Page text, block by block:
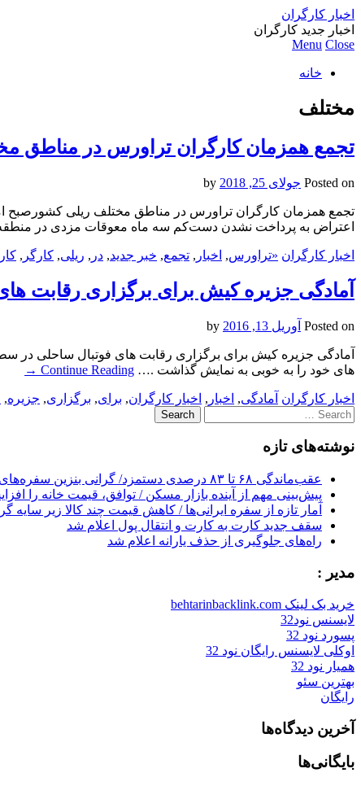
اخبار کارگران
اخبار جدید کارگران
Menu Close
خانه
مختلف
تجمع همزمان کارگران تراورس در مناطق
Posted on جولای 25, 2018
اعتراض به پرداخت نشدن دست‌کم سه ماه معوقات مزدی در
اخبار کارگران «تراورس, اخبار , تجمع, خبر جدید, در , ریلی, کارگر ,
آمادگی جزیره كیش برای برگزاری رقابت
Posted on آوریل 13, 2016
آمادگی جزیره كیش برای برگزاری رقابت های فوتبال ساحلی در
های خود را به خوبی به نمایش گذاشت .… Continue Reading
→
اخبار کارگران آمادگی, اخبار , اخبار کارگران, برای, برگزاری, جزیره,
Search
for:
نوشته‌های تازه
عقب‌ماندگی ۶۸ تا ۸۳ درصدی دستمزد/ گرانی بنزین سفره‌های خالی کارگران را ذوب می‌کند
پیش‌بینی مهم از آینده بازار مسکن / توافق، قیمت خانه را
آمار تازه از سفره ایرانی‌ها / کاهش قیمت چند کالا زیر سایه
سقف جدید کارت به کارت و انتقال پول اعلام شد
راه‌های جلوگیری از حذف یارانه اعلام شد
مدیر :
خرید بک لینک behtarinbacklink.com
لایسنس نود32
پسورد نود 32
اوکلی لایسنس رایگان نود 32
همیار نود 32
بهترین سئو
رایگان
آخرین دیدگاه‌ها
بایگانی‌ها